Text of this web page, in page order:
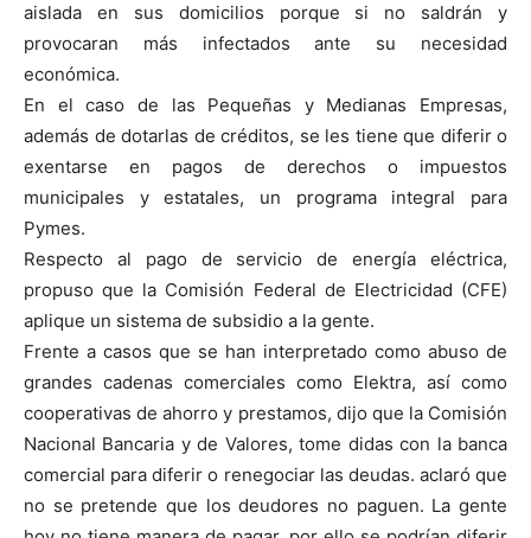
aislada en sus domicilios porque si no saldrán y
provocaran más infectados ante su necesidad
económica.
En el caso de las Pequeñas y Medianas Empresas,
además de dotarlas de créditos, se les tiene que diferir o
exentarse en pagos de derechos o impuestos
municipales y estatales, un programa integral para
Pymes.
Respecto al pago de servicio de energía eléctrica,
propuso que la Comisión Federal de Electricidad (CFE)
aplique un sistema de subsidio a la gente.
Frente a casos que se han interpretado como abuso de
grandes cadenas comerciales como Elektra, así como
cooperativas de ahorro y prestamos, dijo que la Comisión
Nacional Bancaria y de Valores, tome didas con la banca
comercial para diferir o renegociar las deudas. aclaró que
no se pretende que los deudores no paguen. La gente